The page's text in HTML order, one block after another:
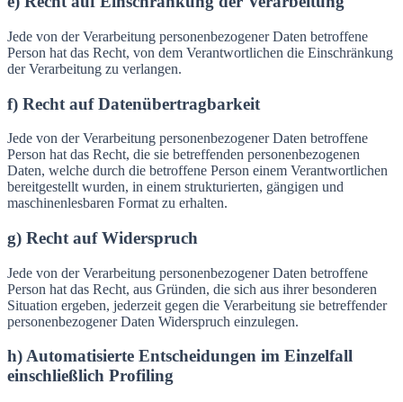
Jede von der Verarbeitung personenbezogener Daten betroffene
Person hat das Recht, von dem Verantwortlichen die Einschränkung
der Verarbeitung zu verlangen.
f) Recht auf Datenübertragbarkeit
Jede von der Verarbeitung personenbezogener Daten betroffene
Person hat das Recht, die sie betreffenden personenbezogenen
Daten, welche durch die betroffene Person einem Verantwortlichen
bereitgestellt wurden, in einem strukturierten, gängigen und
maschinenlesbaren Format zu erhalten.
g) Recht auf Widerspruch
Jede von der Verarbeitung personenbezogener Daten betroffene
Person hat das Recht, aus Gründen, die sich aus ihrer besonderen
Situation ergeben, jederzeit gegen die Verarbeitung sie betreffender
personenbezogener Daten Widerspruch einzulegen.
h) Automatisierte Entscheidungen im Einzelfall
einschließlich Profiling